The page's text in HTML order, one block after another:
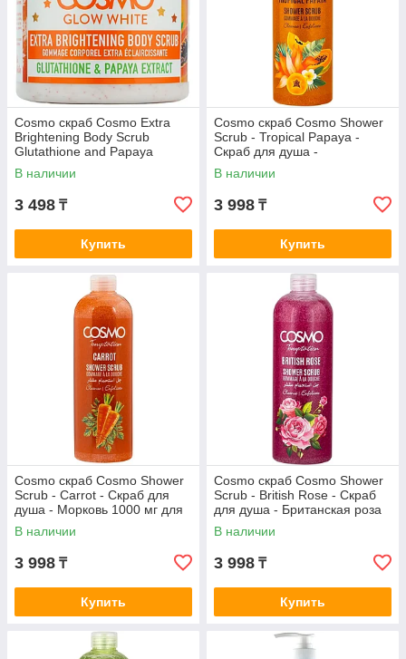
Cosmo скраб Cosmo Extra
Brightening Body Scrub
Glutathione and Papaya
Extract - Интенсивно
осветляющий скраб
В наличии
3 498 ₸
Купить
Cosmo скраб Cosmo Shower
Scrub - Tropical Papaya -
Скраб для душа -
Тропическая папайя 1000 мг
для тела 1000
В наличии
3 998 ₸
Купить
Cosmo скраб Cosmo Shower
Scrub - Carrot - Скраб для
душа - Морковь 1000 мг для
тела 1000 мл
В наличии
3 998 ₸
Купить
Cosmo скраб Cosmo Shower
Scrub - British Rose - Скраб
для душа - Британская роза
1000 мг для тела 1000 мл
В наличии
3 998 ₸
Купить